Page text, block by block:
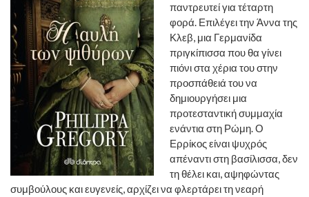
παντρευτεί για τέταρτη
φορά. Επιλέγει την Άννα της
Κλεβ, μια Γερμανίδα
πριγκίπισσα που θα γίνει
πιόνι στα χέρια του στην
προσπάθειά του να
δημιουργήσει μια
προτεσταντική συμμαχία
ενάντια στη Ρώμη. Ο
Ερρίκος είναι ψυχρός
απέναντι στη βασίλισσα, δεν
τη θέλει και, αψηφώντας
συμβούλους και ευγενείς, αρχίζει να φλερτάρει τη νεαρή